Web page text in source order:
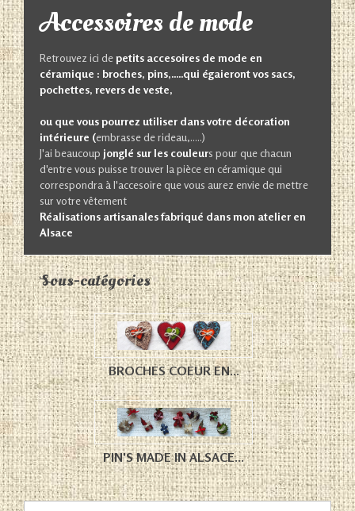
Accessoires de mode
Retrouvez ici depetits accesoires de mode en
céramique : broches, pins,.....qui égaieront vos sacs,
pochettes, revers de veste,
ou que vous pourrez utiliser dans votre décoration
intérieure (embrasse de rideau,.....)
J'ai beaucoup jonglé sur les couleurs pour que chacun
d'entre vous puisse trouver la pièce en céramique qui
correspondra à l'accesoire que vous aurez envie de mettre
sur votre vêtement
Réalisations artisanales fabriqué dans mon atelier en
Alsace
Sous-catégories
BROCHES COEUR EN...
PIN'S MADE IN ALSACE...